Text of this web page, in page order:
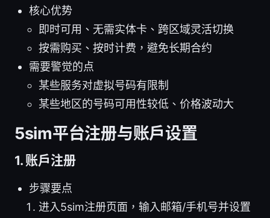
核心优势
即时可用、无需实体卡、跨区域灵活切换
按需购买、按时计费，避免长期合约
需要警觉的点
某些服务对虚拟号码有限制
某些地区的号码可用性较低、价格波动大
5sim平台注册与账户设置
1. 账户注册
步骤要点
进入5sim注册页面，输入邮箱/手机号并设置